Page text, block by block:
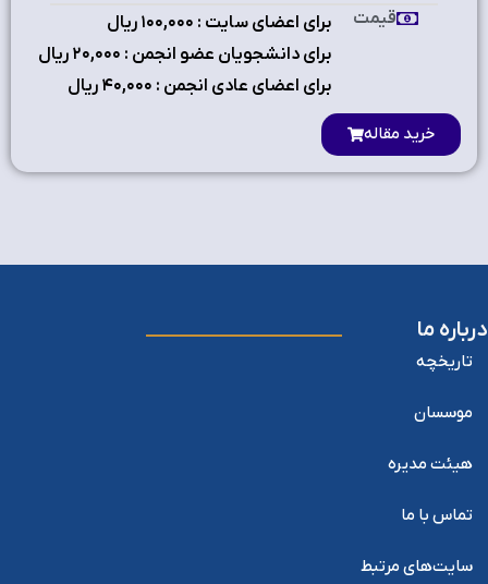
برای اعضای سایت : ۱٠٠,٠٠٠ ریال
برای دانشجویان عضو انجمن : ۲٠,٠٠٠ ریال
برای اعضای عادی انجمن : ۴٠,٠٠٠ ریال
قیمت
خرید مقاله
درباره ما
تاریخچه
موسسان
هیئت مدیره
تماس با ما
سایت‌های مرتبط